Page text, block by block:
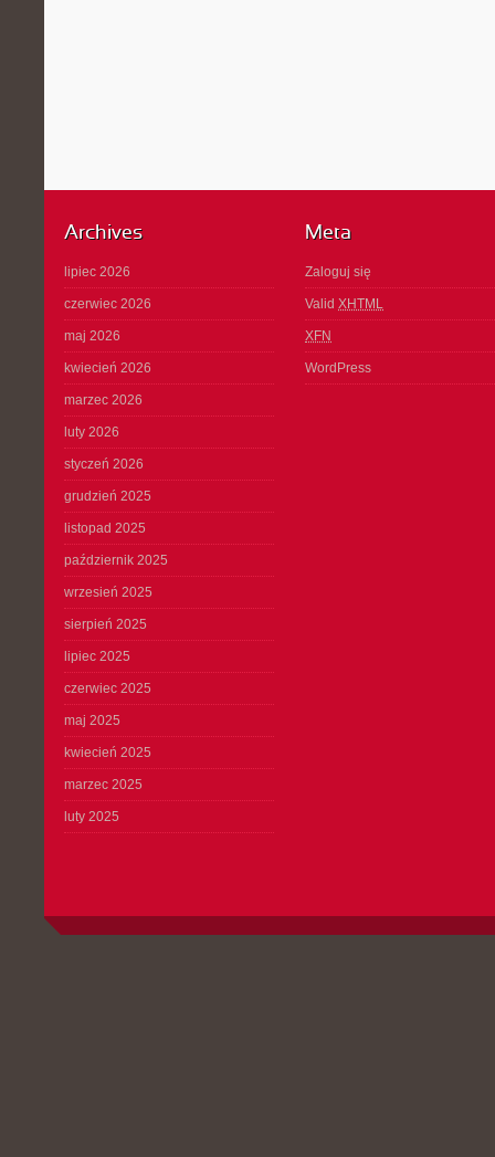
Archives
lipiec 2026
czerwiec 2026
maj 2026
kwiecień 2026
marzec 2026
luty 2026
styczeń 2026
grudzień 2025
listopad 2025
październik 2025
wrzesień 2025
sierpień 2025
lipiec 2025
czerwiec 2025
maj 2025
kwiecień 2025
marzec 2025
luty 2025
Meta
Zaloguj się
Valid XHTML
XFN
WordPress